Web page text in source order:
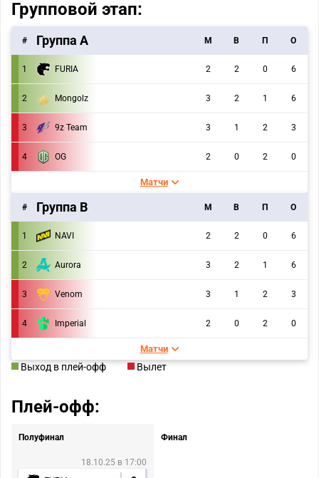
Групповой этап:
# Группа А M В П О
1 FURIA 2 2 0 6
2 Mongolz 3 2 1 6
3 9z Team 3 1 2 3
4 OG 2 0 2 0
Матчи
# Группа B M В П О
1 NAVI 2 2 0 6
2 Aurora 3 2 1 6
3 Venom 3 1 2 3
4 Imperial 2 0 2 0
Матчи
Выход в плей-офф Вылет
Плей-офф:
Полуфинал
18.10.25 в 17:00
Финал